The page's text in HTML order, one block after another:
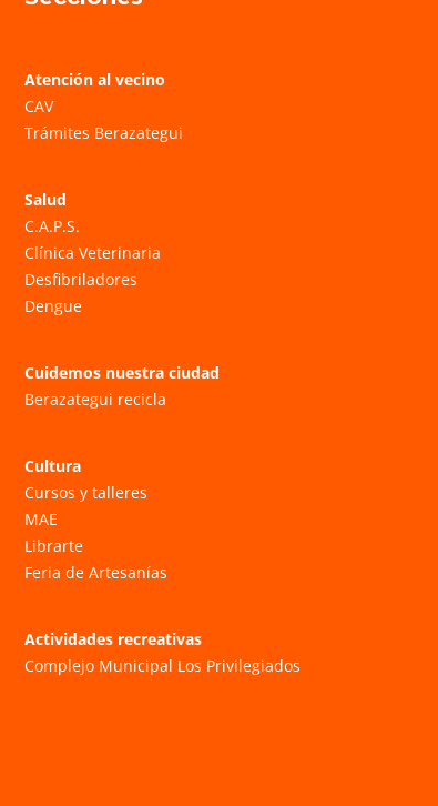
Atención al vecino
CAV
Trámites Berazategui
Salud
C.A.P.S.
Clínica Veterinaria
Desfibriladores
Dengue
Cuidemos nuestra ciudad
Berazategui recicla
Cultura
Cursos y talleres
MAE
Librarte
Feria de Artesanías
Actividades recreativas
Complejo Municipal Los Privilegiados